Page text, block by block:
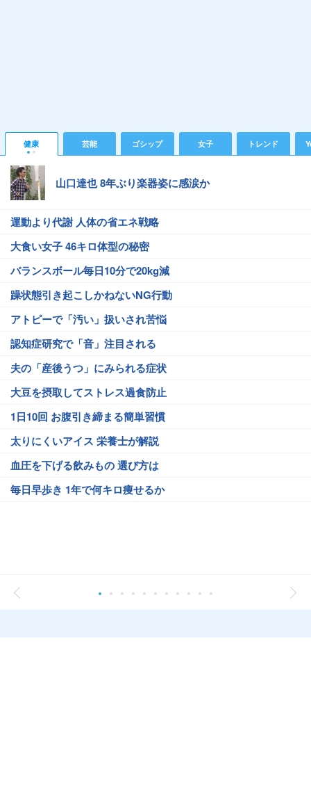
健康 芸能 ゴシップ 女子 トレンド
山口達也 8年ぶり楽器姿に感涙か
運動より代謝 人体の省エネ戦略
大食い女子 46キロ体型の秘密
バランスボール毎日10分で20kg減
躁状態引き起こしかねないNG行動
アトピーで「汚い」扱いされ苦悩
認知症研究で「音」注目される
夫の「産後うつ」にみられる症状
大豆を摂取してストレス過食防止
1日10回 お腹引き締まる簡単習慣
太りにくいアイス 栄養士が解説
血圧を下げる飲みもの 選び方は
毎日早歩き 1年で何キロ痩せるか